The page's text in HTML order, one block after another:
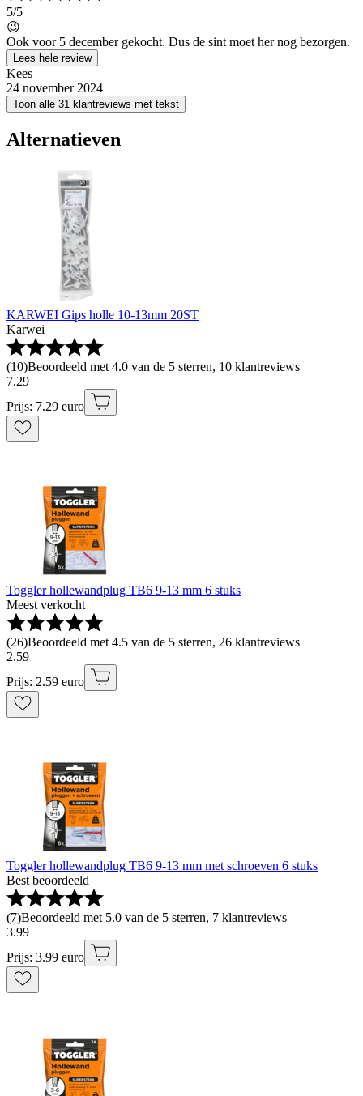
5/5
😉
Ook voor 5 december gekocht. Dus de sint moet her nog bezorgen.
Lees hele review
Kees
24 november 2024
Toon alle 31 klantreviews met tekst
Alternatieven
KARWEI Gips holle 10-13mm 20ST
Karwei
(10)Beoordeeld met 4.0 van de 5 sterren, 10 klantreviews
7.29
Prijs: 7.29 euro
Toggler hollewandplug TB6 9-13 mm 6 stuks
Meest verkocht
(26)Beoordeeld met 4.5 van de 5 sterren, 26 klantreviews
2.59
Prijs: 2.59 euro
Toggler hollewandplug TB6 9-13 mm met schroeven 6 stuks
Best beoordeeld
(7)Beoordeeld met 5.0 van de 5 sterren, 7 klantreviews
3.99
Prijs: 3.99 euro